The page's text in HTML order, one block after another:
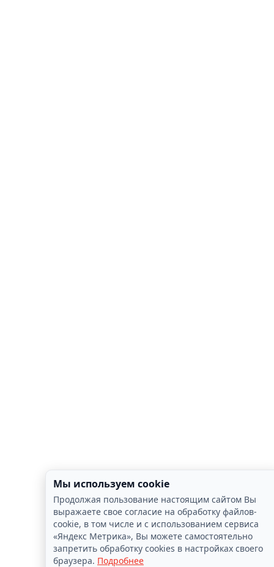
Мы используем cookie
Продолжая пользование настоящим сайтом Вы
выражаете свое согласие на обработку файлов-
cookie, в том числе и с использованием сервиса
«Яндекс Метрика», Вы можете самостоятельно
запретить обработку cookies в настройках своего
браузера. Подробнее